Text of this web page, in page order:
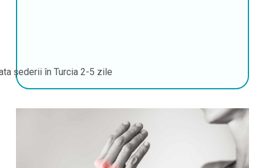
șederii în Turcia 2-5 zile